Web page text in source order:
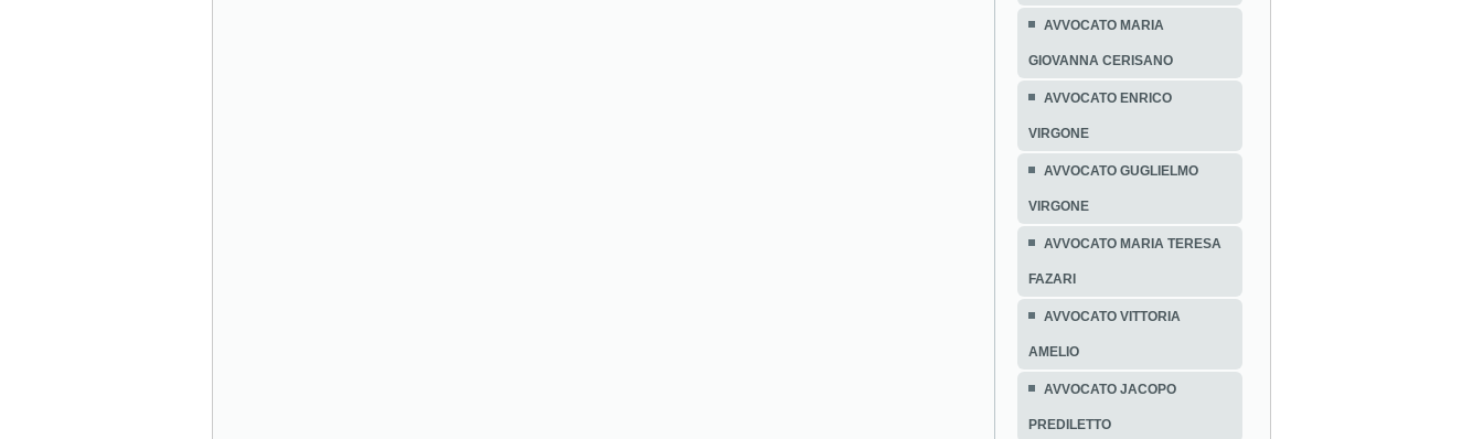
AVVOCATO MARIA
GIOVANNA CERISANO
AVVOCATO ENRICO
VIRGONE
AVVOCATO GUGLIELMO
VIRGONE
AVVOCATO MARIA TERESA
FAZARI
AVVOCATO VITTORIA
AMELIO
AVVOCATO JACOPO
PREDILETTO